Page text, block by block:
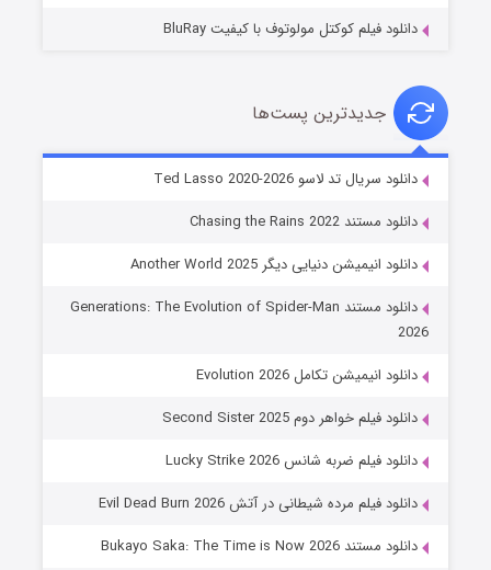
خاندان اژدها فصل ۳
جادوگری در مغولستان
دانلود فیلم کوکتل مولوتوف با کیفیت BluRay
جدیدترین پست‌ها
دانلود سریال تد لاسو Ted Lasso 2020-2026
دانلود مستند Chasing the Rains 2022
دانلود انیمیشن دنیایی دیگر Another World 2025
دانلود مستند Generations: The Evolution of Spider-Man
2026
دانلود انیمیشن تکامل Evolution 2026
دانلود فیلم خواهر دوم Second Sister 2025
دانلود فیلم ضربه شانس Lucky Strike 2026
دانلود فیلم مرده شیطانی در آتش Evil Dead Burn 2026
دانلود مستند Bukayo Saka: The Time is Now 2026